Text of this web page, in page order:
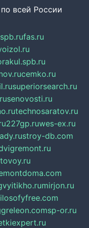
всей России
fas.ru
cemko.ru
superiorsearch.ru
senovosti.ru
technosaratov.ru
227gp.ruwes-ex.ru
stroy-db.com
vyitikho.rumirjon.ru
greleon.comsp-or.ru